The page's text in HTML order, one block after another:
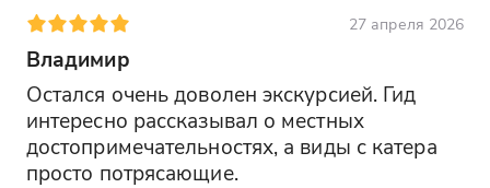
27 апреля 2026
Владимир
Остался очень доволен экскурсией. Гид
интересно рассказывал о местных
достопримечательностях, а виды с катера
просто потрясающие.